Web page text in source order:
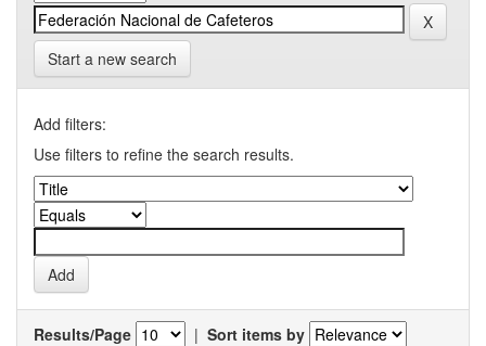
Start a new search
Add filters:
Use filters to refine the search results.
Results/Page | Sort items by